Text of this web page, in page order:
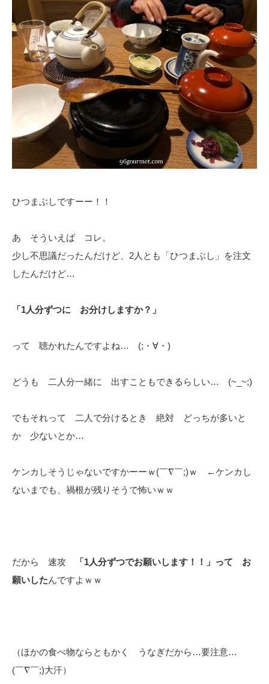
ひつまぶしですーー！！
あ そういえば コレ。
少し不思議だったんだけど、2人とも「ひつまぶし」を注文
したんだけど…
「1人分ずつに お分けしますか？」
って 聴かれたんですよね… (;・∀・)
どうも 二人分一緒に 出すこともできるらしい… (~_~;)
でもそれって 二人で分けるとき 絶対 どっちが多いと
か 少ないとか…
ケンカしそうじゃないですかーーｗ(￣∇￣;)ｗ ←ケンカし
ないまでも、禍根が残りそうで怖いｗｗ
だから 速攻
「1人分ずつでお願いします！！」って お
願いしたんですよｗｗ
（ほかの食べ物ならともかく うなぎだから…要注意…
(￣∇￣;)大汗）